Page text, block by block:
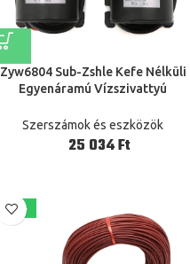
Zyw6804 Sub-Zshle Kefe Nélküli
Egyenáramú Vízszivattyú
Melegítő Motorkeringés
Szerszámok és eszközök
Ft
-22%